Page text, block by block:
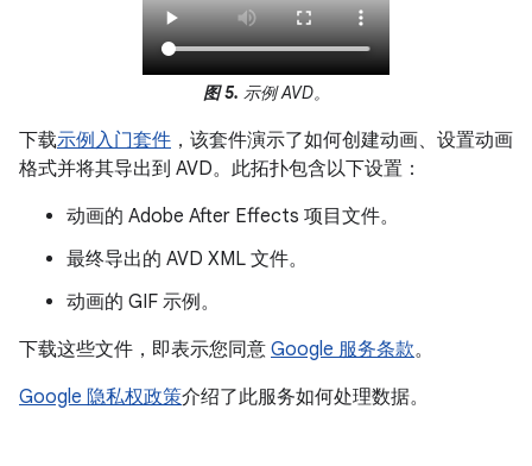
图 5. 示例 AVD。
下载示例入门套件 ，该套件演示了如何创建动画、设置动画
格式并将其导出到 AVD。此拓扑包含以下设置：
动画的 Adobe After Effects 项目文件。
最终导出的 AVD XML 文件。
动画的 GIF 示例。
下载这些文件，即表示您同意 Google 服务条款。
Google 隐私权政策介绍了此服务如何处理数据。